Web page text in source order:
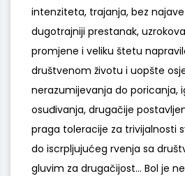
intenziteta, trajanja, bez
dugotrajniji prestanak,
promjene i veliku štetu
društvenom životu i uopšte
nerazumijevanja do poricanja,
osuđivanja, drugačije
praga toleracije za trivijalnosti
do iscrpljujućeg rvenja sa
gluvim za drugačijost… Bol je